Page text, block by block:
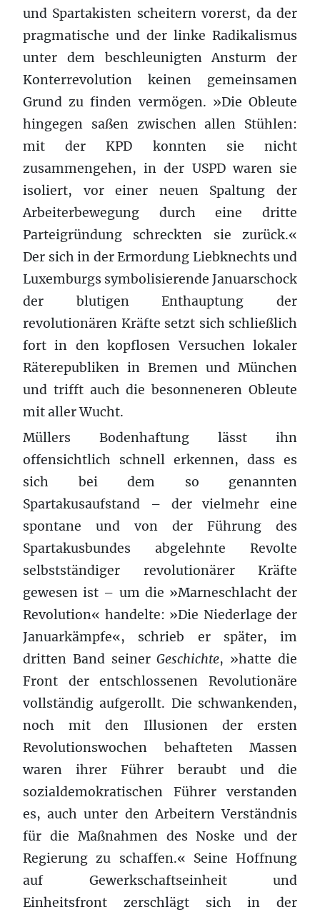
und Spartakisten scheitern vorerst, da der
pragmatische und der linke Radikalismus
unter dem beschleunigten Ansturm der
Konterrevolution keinen gemeinsamen
Grund zu finden vermögen. »Die Obleute
hingegen saßen zwischen allen Stühlen:
mit der KPD konnten sie nicht
zusammengehen, in der USPD waren sie
isoliert, vor einer neuen Spaltung der
Arbeiterbewegung durch eine dritte
Parteigründung schreckten sie zurück.«
Der sich in der Ermordung Liebknechts und
Luxemburgs symbolisierende Januarschock
der blutigen Enthauptung der
revolutionären Kräfte setzt sich schließlich
fort in den kopflosen Versuchen lokaler
Räterepubliken in Bremen und München
und trifft auch die besonneneren Obleute
mit aller Wucht.
Müllers Bodenhaftung lässt ihn
offensichtlich schnell erkennen, dass es
sich bei dem so genannten
Spartakusaufstand – der vielmehr eine
spontane und von der Führung des
Spartakusbundes abgelehnte Revolte
selbstständiger revolutionärer Kräfte
gewesen ist – um die »Marneschlacht der
Revolution« handelte: »Die Niederlage der
Januarkämpfe«, schrieb er später, im
dritten Band seinerGeschichte, »hatte die
Front der entschlossenen Revolutionäre
vollständig aufgerollt. Die schwankenden,
noch mit den Illusionen der ersten
Revolutionswochen behafteten Massen
waren ihrer Führer beraubt und die
sozialdemokratischen Führer verstanden
es, auch unter den Arbeitern Verständnis
für die Maßnahmen des Noske und der
Regierung zu schaffen.« Seine Hoffnung
auf Gewerkschaftseinheit und
Einheitsfront zerschlägt sich in der